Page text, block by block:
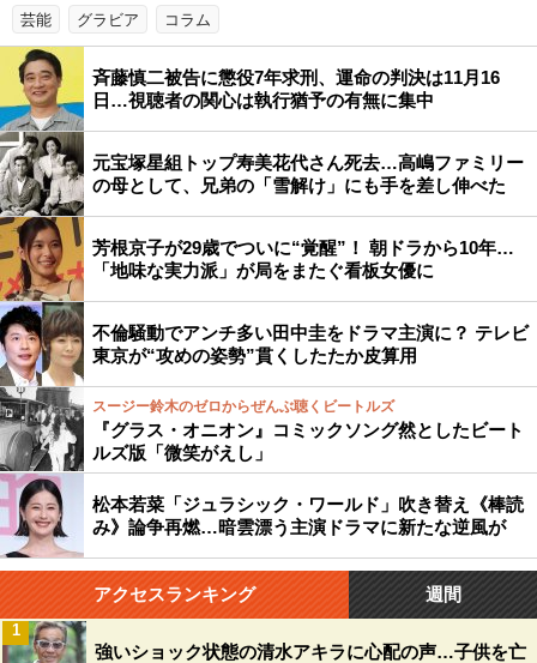
芸能 グラビア コラム
斉藤慎二被告に懲役7年求刑、運命の判決は11月16
日…視聴者の関心は執行猶予の有無に集中
元宝塚星組トップ寿美花代さん死去…高嶋ファミリー
の母として、兄弟の「雪解け」にも手を差し伸べた
芳根京子が29歳でついに“覚醒”！ 朝ドラから10年…
「地味な実力派」が局をまたぐ看板女優に
不倫騒動でアンチ多い田中圭をドラマ主演に？ テレビ
東京が“攻めの姿勢”貫くしたたか皮算用
スージー鈴木のゼロからぜんぶ聴くビートルズ
『グラス・オニオン』コミックソング然としたビート
ルズ版「微笑がえし」
松本若菜「ジュラシック・ワールド」吹き替え《棒読
み》論争再燃…暗雲漂う主演ドラマに新たな逆風が
アクセスランキング 週間
強いショック状態の清水アキラに心配の声…子供を亡
1